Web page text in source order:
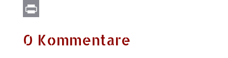
Email
0 Kommentare